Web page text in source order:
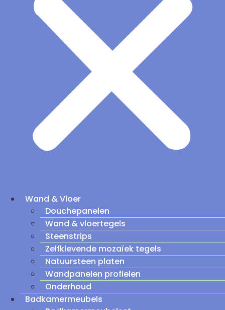
Wand & Vloer
Douchepanelen
Wand & vloertegels
Steenstrips
Zelfklevende mozaïek tegels
Natuursteen platen
Wandpanelen profielen
Onderhoud
Badkamermeubels